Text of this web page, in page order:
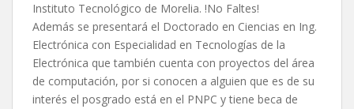
Instituto Tecnológico de Morelia. !No Faltes!
Además se presentará el Doctorado en Ciencias en Ing.
Electrónica con Especialidad en Tecnologías de la
Electrónica que también cuenta con proyectos del área
de computación, por si conocen a alguien que es de su
interés el posgrado está en el PNPC y tiene beca de